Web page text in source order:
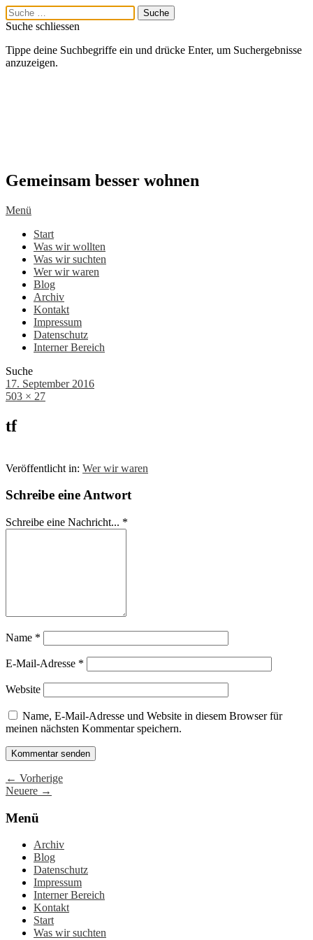
Suche schliessen
Tippe deine Suchbegriffe ein und drücke Enter, um Suchergebnisse
anzuzeigen.
Gemeinsam besser wohnen
Menü
Start
Was wir wollten
Was wir suchten
Wer wir waren
Blog
Archiv
Kontakt
Impressum
Datenschutz
Interner Bereich
Suche
17. September 2016
503 × 27
tf
Veröffentlicht in: Wer wir waren
Schreibe eine Antwort
Schreibe eine Nachricht... *
Name *
E-Mail-Adresse *
Website
Name, E-Mail-Adresse und Website in diesem Browser für
meinen nächsten Kommentar speichern.
← Vorherige
Neuere →
Menü
Archiv
Blog
Datenschutz
Impressum
Interner Bereich
Kontakt
Start
Was wir suchten